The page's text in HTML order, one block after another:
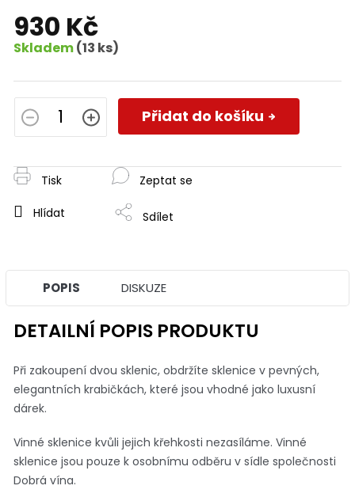
930 Kč
Skladem(13 ks)
Měrná
cena:
Přidat do košíku
Tisk Zeptat se
Hlídat Sdílet
POPIS DISKUZE
DETAILNÍ POPIS PRODUKTU
Při zakoupení dvou sklenic, obdržíte sklenice v pevných,
elegantních krabičkách, které jsou vhodné jako luxusní
dárek.
Vinné sklenice kvůli jejich křehkosti nezasíláme. Vinné
sklenice jsou pouze k osobnímu odběru v sídle společnosti
Dobrá vína.